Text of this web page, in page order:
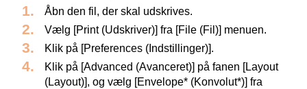
Åbn den fil, der skal udskrives.
Vælg [Print (Udskriver)] fra [File (Fil)] menuen.
Klik på [Preferences (Indstillinger)].
Klik på [Advanced (Avanceret)] på fanen [Layout
(Layout)], og vælg [Envelope* (Konvolut*)] fra